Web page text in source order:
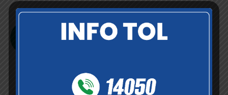
sepanjang 26.184 KM dengan masa konsesi 45 tahun.
Selengkapnya